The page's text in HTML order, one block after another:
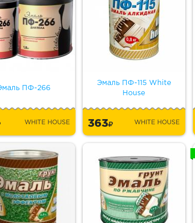
ПФ-266
WHITE HOUSE
Эмаль ПФ-115 White
House
363 WHITE HOUSE